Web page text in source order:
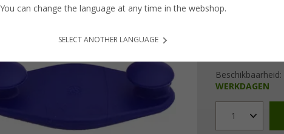
Beschikbaarheid:
WERKDAGEN
1
You can change the language at any time in the webshop.
SELECT ANOTHER LANGUAGE